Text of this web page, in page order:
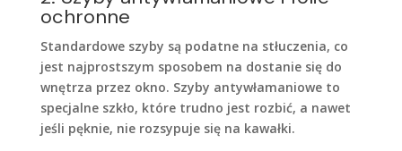
ochronne
Standardowe szyby są podatne na stłuczenia, co
jest najprostszym sposobem na dostanie się do
wnętrza przez okno. Szyby antywłamaniowe to
specjalne szkło, które trudno jest rozbić, a nawet
jeśli pęknie, nie rozsypuje się na kawałki.